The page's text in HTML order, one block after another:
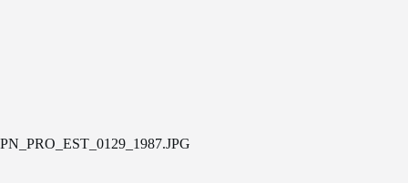
PN_PRO_EST_0129_1987.JPG